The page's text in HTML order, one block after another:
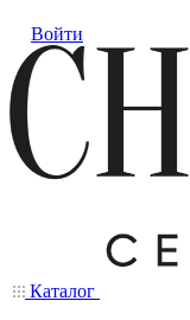
Войти
Каталог